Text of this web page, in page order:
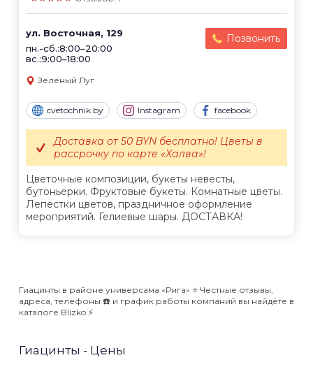
ул. Восточная, 129
пн.-сб.:8:00–20:00
вс.:9:00–18:00
Позвонить
Зеленый Луг
cvetochnik.by Instagram facebook
Цветочные композиции, букеты невесты,
бутоньерки. Фруктовые букеты. Комнатные цветы.
Лепестки цветов, праздничное оформление
мероприятий. Гелиевые шары. ДОСТАВКА!
Доставка от 50 BYN бесплатно! Цветы в
рассрочку по карте «Халва»!
Гиацинты в районе универсама «Рига» ⭐️ Честные отзывы,
адреса, телефоны ☎️ и график работы компаний вы найдёте в
каталоге Blizko ⚡️
Гиацинты - Цены